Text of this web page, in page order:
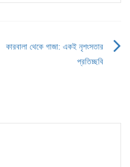
কারবালা থেকে গাজা: একই নৃশংসতার
প্রতিচ্ছবি